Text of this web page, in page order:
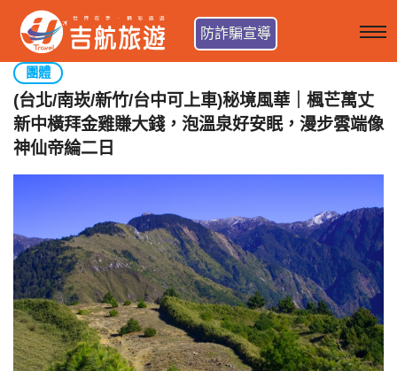
防詐騙宣導
團體
(台北/南崁/新竹/台中可上車)秘境風華｜楓芒萬丈
新中橫拜金雞賺大錢，泡溫泉好安眠，漫步雲端像
神仙帝綸二日